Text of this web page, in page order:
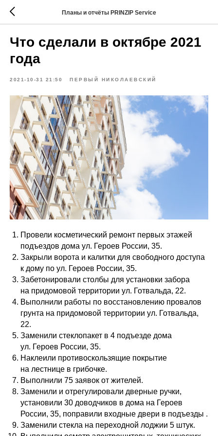
Планы и отчёты PRINZIP Service
Что сделали в октябре 2021
года
2021-10-31 21:50 ПЕРВЫЙ НИКОЛАЕВСКИЙ
Провели косметический ремонт первых этажей
подъездов дома ул. Героев России, 35.
Закрыли ворота и калитки для свободного доступа
к дому по ул. Героев России, 35.
Забетонировали столбы для установки забора
на придомовой территории ул. Готвальда, 22.
Выполнили работы по восстановлению провалов
грунта на придомовой территории ул. Готвальда,
22.
Заменили стеклопакет в 4 подъезде дома
ул. Героев России, 35.
Наклеили противоскользящие покрытие
на лестнице в грибочке.
Выполнили 75 заявок от жителей.
Заменили и отрегулировали дверные ручки,
установили 30 доводчиков в дома на Героев
России, 35, поправили входные двери в подъезды .
Заменили стекла на переходной лоджии 5 штук.